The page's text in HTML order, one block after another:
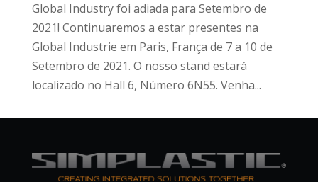
Global Industry foi adiada para Setembro de
2021! Continuaremos a estar presentes na
Global Industrie em Paris, França de 7 a 10 de
Setembro de 2021. O nosso stand estará
localizado no Hall 6, Número 6N55. Venha...